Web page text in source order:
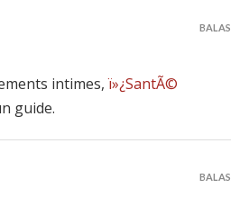
intimes,ï»¿SantÃ©
guide.
BALAS
BALAS